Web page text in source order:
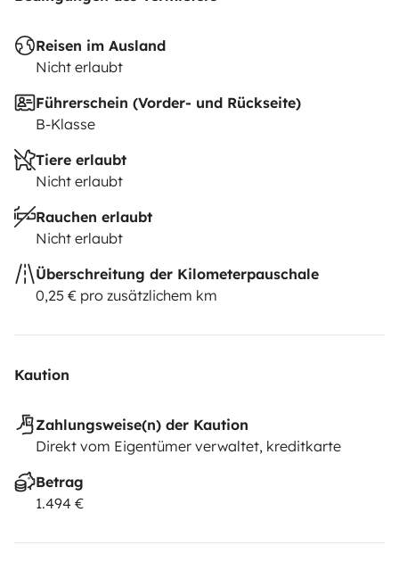
Reisen im Ausland
Nicht erlaubt
Führerschein (Vorder- und Rückseite)
B-Klasse
Tiere erlaubt
Nicht erlaubt
Rauchen erlaubt
Nicht erlaubt
Überschreitung der Kilometerpauschale
0,25 € pro zusätzlichem km
Kaution
Zahlungsweise(n) der Kaution
Direkt vom Eigentümer verwaltet, kreditkarte
Betrag
1.494 €